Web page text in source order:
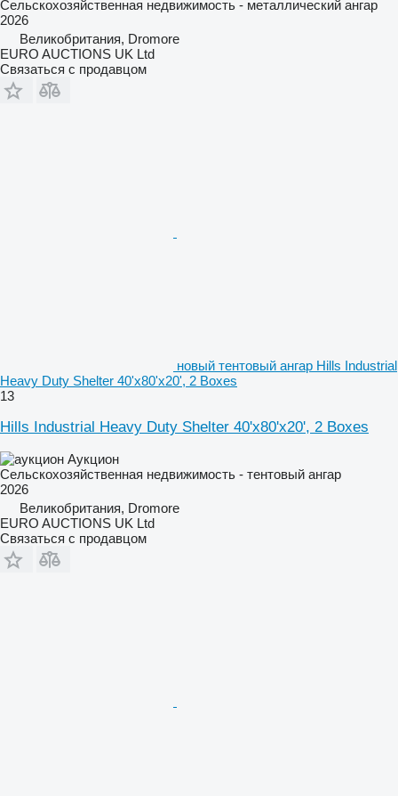
Сельскохозяйственная недвижимость - металлический ангар
2026
Великобритания, Dromore
EURO AUCTIONS UK Ltd
Связаться с продавцом
новый тентовый ангар Hills Industrial
Heavy Duty Shelter 40'x80'x20', 2 Boxes
13
Hills Industrial Heavy Duty Shelter 40'x80'x20', 2 Boxes
Аукцион
Сельскохозяйственная недвижимость - тентовый ангар
2026
Великобритания, Dromore
EURO AUCTIONS UK Ltd
Связаться с продавцом